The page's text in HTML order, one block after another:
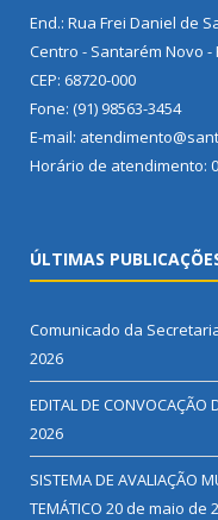
End.: Rua Frei Daniel de
Centro - Santarém Novo -
CEP: 68720-000
Fone: (91) 98563-3454
E-mail:
Horário de atendimento:
ÚLTIMAS
Comunicado da
2026
EDITAL DE CONVOCAÇÃO
2026
SISTEMA DE AVALIAÇÃO
TEMÁTICO 20 de maio de